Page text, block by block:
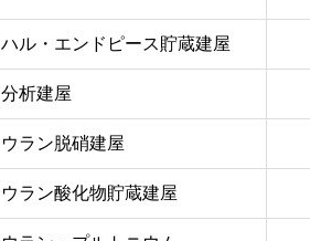
ハル・エンドピース貯蔵建屋
分析建屋
ウラン脱硝建屋
ウラン酸化物貯蔵建屋